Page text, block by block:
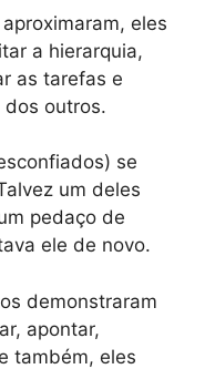
eles
a hierarquia,
as tarefas e
outros.
se
um deles
pedaço de
ele de novo.
demonstraram
apontar,
também, eles